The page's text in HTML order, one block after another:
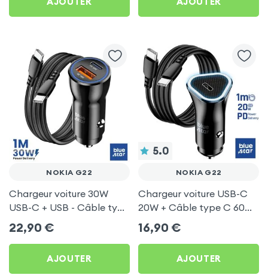
NOKIA G22
Chargeur voiture 30W
USB-C + USB - Câble type
C 60W Blue Star pour
Nokia G22
22,90 €
AJOUTER
5.0
NOKIA G22
Chargeur voiture USB-C
20W + Câble type C 60W
Blue Star pour Nokia G22
16,90 €
AJOUTER